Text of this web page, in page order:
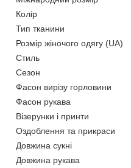
Колір
Тип тканини
Розмір жіночого одягу (UA)
Стиль
Сезон
Фасон вирізу горловини
Фасон рукава
Візерунки і принти
Оздоблення та прикраси
Довжина сукні
Довжина рукава